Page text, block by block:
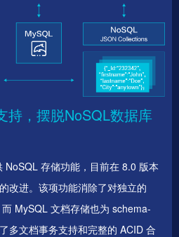
持，摆脱NoSQL数据库
NoSQL 存储功能，目前在 8.0 版本
改进。该项功能消除了对独立的
MySQL 文档存储也为 schema-
多文档事务支持和完整的 ACID 合